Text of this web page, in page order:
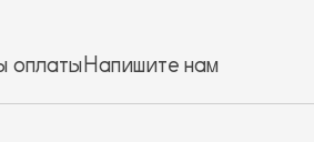
оплатыНапишите нам